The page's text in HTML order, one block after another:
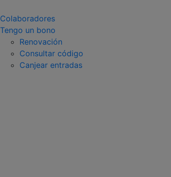
Colaboradores
Tengo un bono
Renovación
Consultar código
Canjear entradas